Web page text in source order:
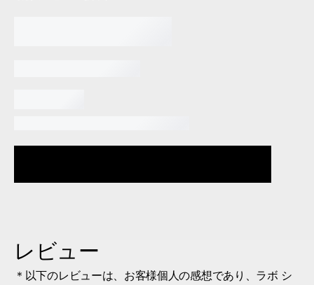
レビュー
＊以下のレビューは、お客様個人の感想であり、ラボ シ